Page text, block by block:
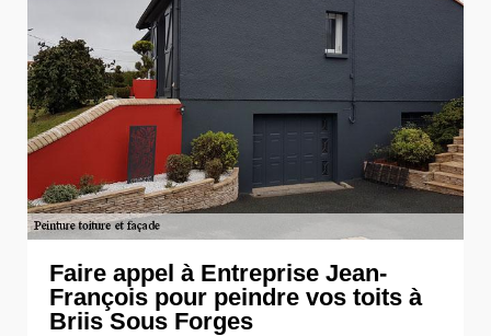
Faire appel à Entreprise Jean-
François pour peindre vos toits à
Briis Sous Forges